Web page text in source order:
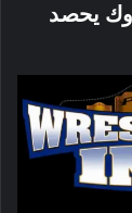
يحصد